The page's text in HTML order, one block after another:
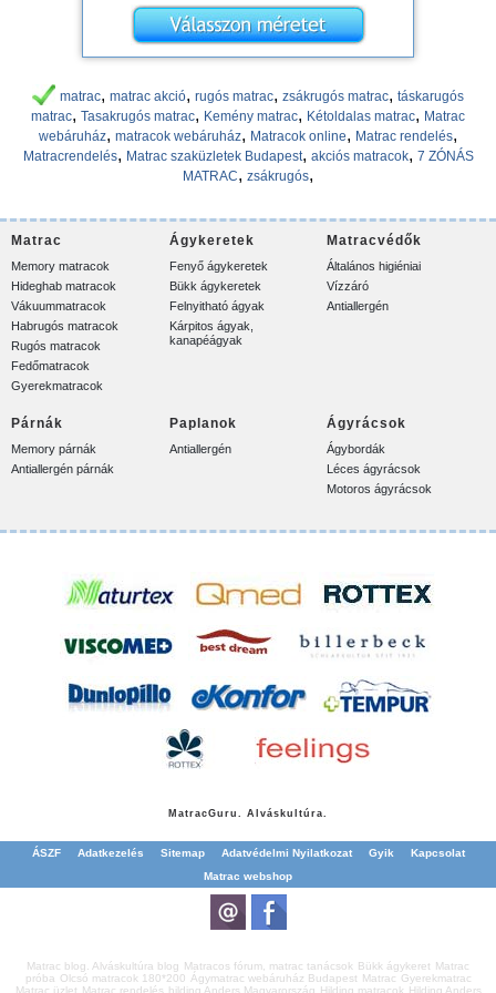
matrac, matrac akció, rugós matrac, zsákrugós matrac, táskarugós
matrac, Tasakrugós matrac, Kemény matrac, Kétoldalas matrac, Matrac
webáruház, matracok webáruház, Matracok online, Matrac rendelés,
Matracrendelés, Matrac szaküzletek Budapest, akciós matracok, 7 ZÓNÁS
MATRAC, zsákrugós,
Matrac
Memory matracok
Hideghab matracok
Vákuummatracok
Habrugós matracok
Rugós matracok
Fedőmatracok
Gyerekmatracok
Ágykeretek
Fenyő ágykeretek
Bükk ágykeretek
Felnyitható ágyak
Kárpitos ágyak,
kanapéágyak
Matracvédők
Általános higiéniai
Vízzáró
Antiallergén
Párnák
Memory párnák
Antiallergén párnák
Paplanok
Antiallergén
Ágyrácsok
Ágybordák
Léces ágyrácsok
Motoros ágyrácsok
MatracGuru. Alváskultúra.
ÁSZF Adatkezelés Sitemap Adatvédelmi Nyilatkozat Gyik
Kapcsolat
Matrac webshop
Matrac blog. Alváskultúra blog Matracos fórum, matrac tanácsok Bükk ágykeret Matrac
próba Olcsó matracok 180*200 Ágymatrac webáruház Budapest Matrac Gyerekmatrac
Matrac üzlet Matrac rendelés hilding Anders Magyarország Hilding matracok Hilding Anders